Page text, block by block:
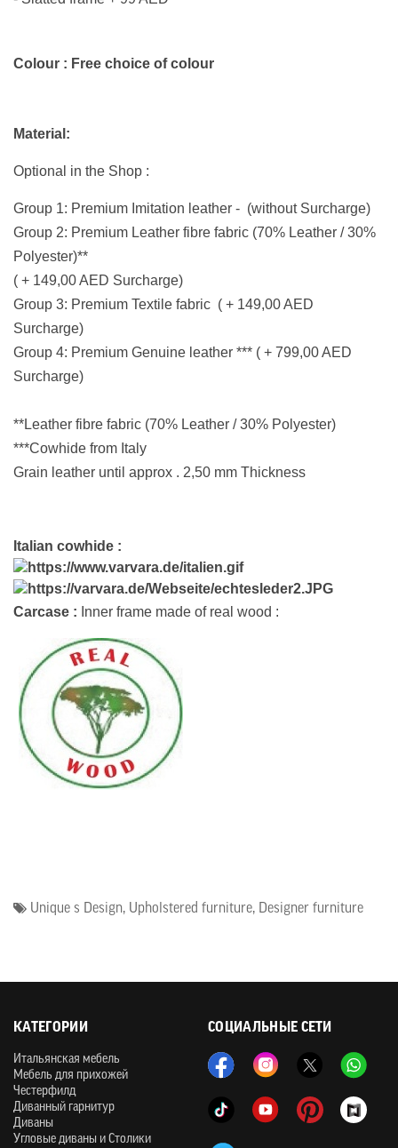
Colour : Free choice of colour
Material:
Optional in the Shop :
Group 1: Premium Imitation leather - (without Surcharge)
Group 2: Premium Leather fibre fabric (70% Leather / 30%
Polyester)**
( + 149,00 AED Surcharge)
Group 3: Premium Textile fabric ( + 149,00 AED
Surcharge)
Group 4: Premium Genuine leather *** ( + 799,00 AED
Surcharge)
**Leather fibre fabric (70% Leather / 30% Polyester)
***Cowhide from Italy
Grain leather until approx . 2,50 mm Thickness
Italian cowhide :
Carcase : Inner frame made of real wood :
Unique s Design, Upholstered furniture, Designer furniture
СОЦИАЛЬНЫЕ СЕТИ
КАТЕГОРИИ
Итальянская мебель
Мебель для прихожей
Честерфилд
Диванный гарнитур
Диваны
Угловые диваны и Столики